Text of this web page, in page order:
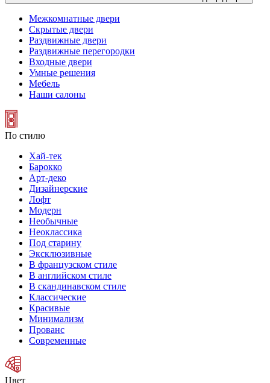
Межкомнатные двери
Скрытые двери
Раздвижные двери
Раздвижные перегородки
Входные двери
Умные решения
Мебель
Наши салоны
По стилю
Хай-тек
Барокко
Арт-деко
Дизайнерские
Лофт
Модерн
Необычные
Неоклассика
Под старину
Эксклюзивные
В французском стиле
В английском стиле
В скандинавском стиле
Классические
Красивые
Минимализм
Прованс
Современные
Цвет